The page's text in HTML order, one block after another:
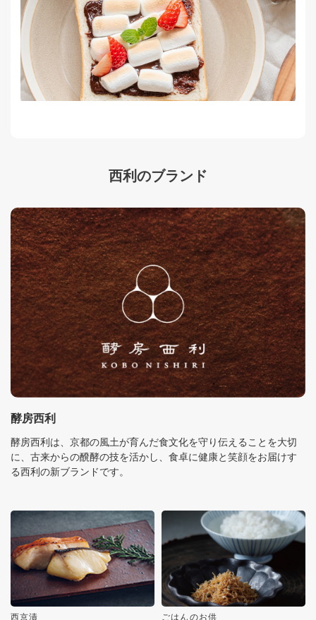
西利のブランド
酵房西利
酵房西利は、京都の風土が育んだ食文化を守り伝えることを大切
に、古来からの醗酵の技を活かし、食卓に健康と笑顔をお届けす
る西利の新ブランドです。
西京漬 ごはんのお供